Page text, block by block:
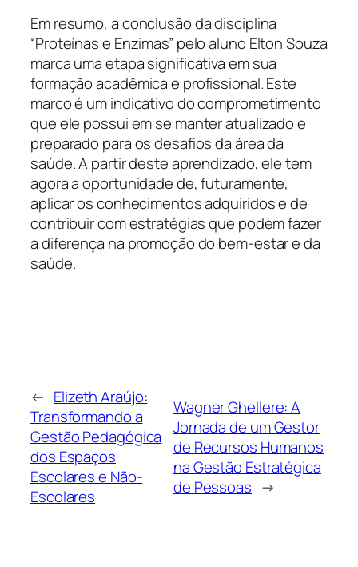
Em resumo, a conclusão da disciplina
“Proteínas e Enzimas” pelo aluno Elton Souza
marca uma etapa significativa em sua
formação acadêmica e profissional. Este
marco é um indicativo do comprometimento
que ele possui em se manter atualizado e
preparado para os desafios da área da
saúde. A partir deste aprendizado, ele tem
agora a oportunidade de, futuramente,
aplicar os conhecimentos adquiridos e de
contribuir com estratégias que podem fazer
a diferença na promoção do bem-estar e da
saúde.
← Elizeth Araújo:
Transformando a
Gestão Pedagógica
dos Espaços
Escolares e Não-
Escolares
Wagner Ghellere: A
Jornada de um Gestor
de Recursos Humanos
na Gestão Estratégica
de Pessoas →